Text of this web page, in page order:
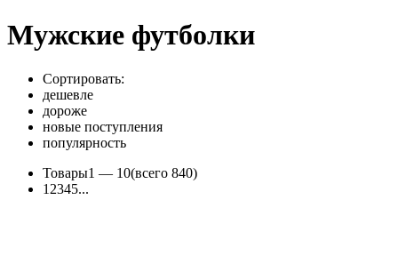
Мужские футболки
Сортировать:
дешевле
дороже
новые поступления
популярность
Товары1 — 10(всего 840)
1 2345...